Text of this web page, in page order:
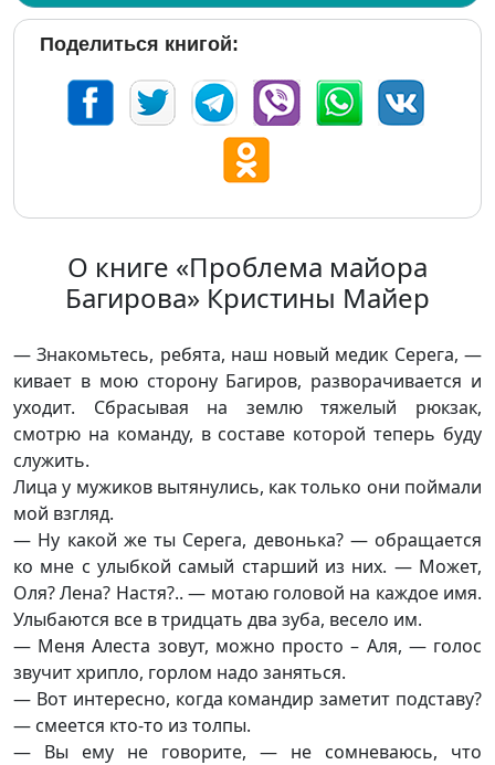
Поделиться книгой:
О книге «Проблема майора
Багирова» Кристины Майер
— Знакомьтесь, ребята, наш новый медик Серега, —
кивает в мою сторону Багиров, разворачивается и
уходит. Сбрасывая на землю тяжелый рюкзак,
смотрю на команду, в составе которой теперь буду
служить.
Лица у мужиков вытянулись, как только они поймали
мой взгляд.
— Ну какой же ты Серега, девонька? — обращается
ко мне с улыбкой самый старший из них. — Может,
Оля? Лена? Настя?.. — мотаю головой на каждое имя.
Улыбаются все в тридцать два зуба, весело им.
— Меня Алеста зовут, можно просто – Аля, — голос
звучит хрипло, горлом надо заняться.
— Вот интересно, когда командир заметит подставу?
— смеется кто-то из толпы.
— Вы ему не говорите, — не сомневаюсь, что